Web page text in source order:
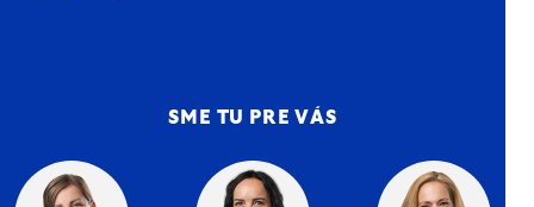
SME TU PRE VÁS